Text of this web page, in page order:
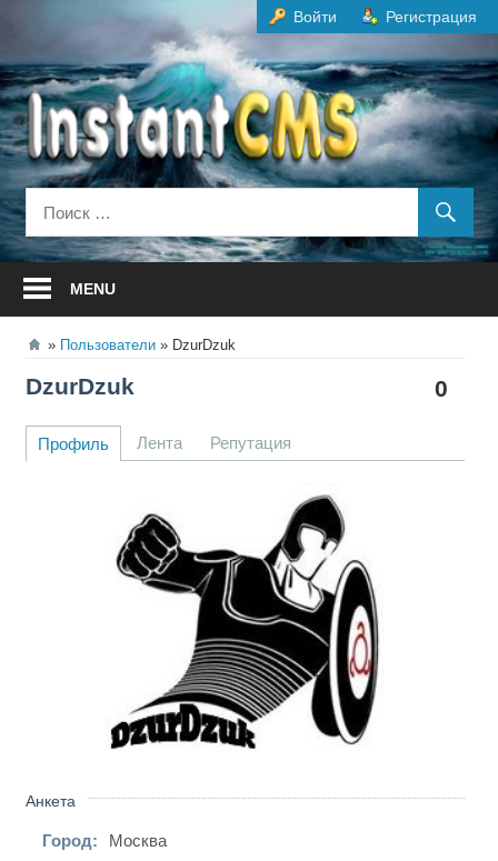
содержанию
Войти Регистрация
MENU
Пользователи DzurDzuk
0
DzurDzuk
Профиль Лента Репутация
Анкета
Город: Москва